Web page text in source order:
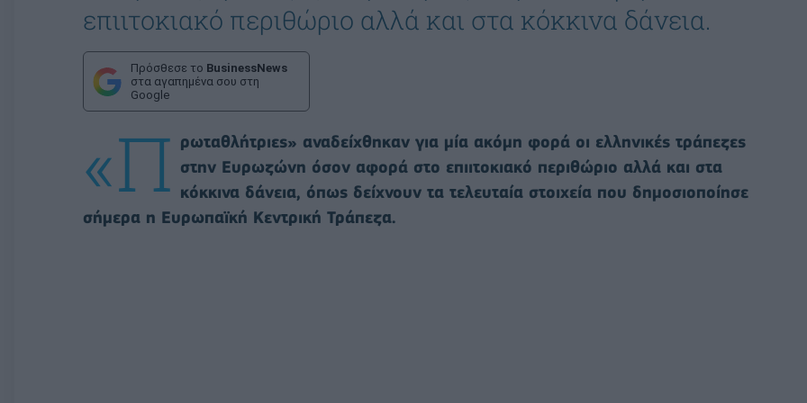
επιιτοκιακό περιθώριο αλλά και στα κόκκινα δάνεια.
Πρόσθεσε το BusinessNews
στα αγαπημένα σου στη
Google
«Π ρωταθλήτριες» αναδείχθηκαν για μία ακόμη φορά οι ελληνικές τράπεζες
στην Ευρωζώνη όσον αφορά στο επιιτοκιακό περιθώριο αλλά και στα
κόκκινα δάνεια, όπως δείχνουν τα τελευταία στοιχεία που δημοσιοποίησε
σήμερα η Ευρωπαϊκή Κεντρική Τράπεζα.